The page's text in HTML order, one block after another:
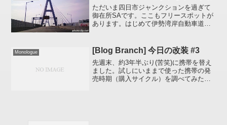
ただいま四日市ジャンクションを過ぎて
御在所SAです。ここもフリースポットが
あります。はじめて伊勢湾岸自動車道を
道路ですね。ビックリしました。伊勢湾
岸自動車道のこの橋の支...
Monologue [Blog Branch] 今日の改装 #3
先週末、約3年半ぶり(苦笑)に携帯を替え
ました。試しにいままで使った携帯の発
売時期（購入サイクル）を調べてみたら